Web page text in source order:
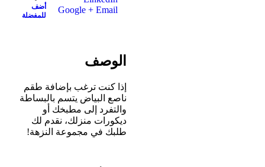
Google + Email
أضف
للمفضلة
الوصف
إذا كنت ترغب بإضافة طقم
ناصع البياض يتسم بالبساطة
والتفرد إلى مطبخك أو
ديكورات منزلك، نقدم لك
طلبك في مجموعة النزهة!